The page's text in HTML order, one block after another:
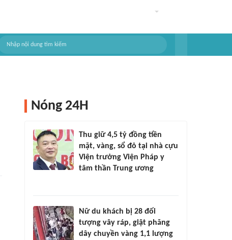
Nóng 24H
Thu giữ 4,5 tỷ đồng tiền
mặt, vàng, sổ đỏ tại nhà cựu
Viện trưởng Viện Pháp y
tâm thần Trung ương
Nữ du khách bị 28 đối
tượng vây ráp, giật phăng
dây chuyền vàng 1,1 lượng